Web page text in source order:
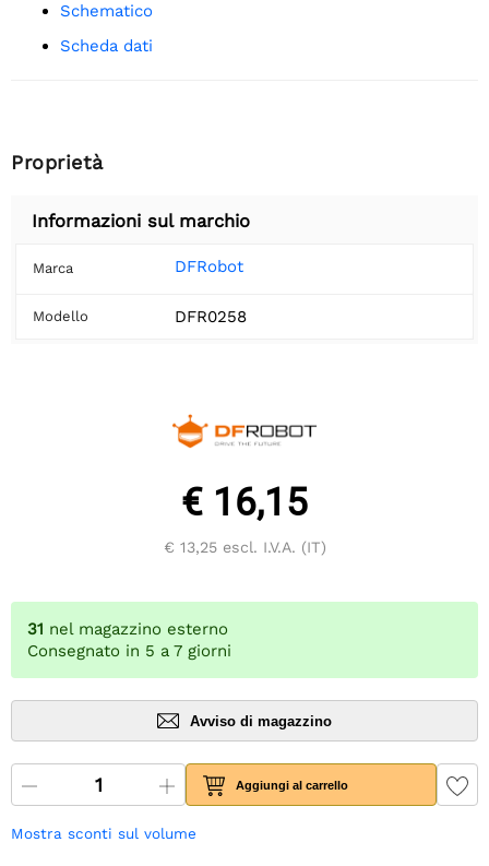
schematico
Scheda dati
Proprietà
Informazioni sul marchio
Marca DFRobot
Modello DFR0258
€ 16,15
€ 13,25escl. I.V.A. (IT)
31 nel magazzino esterno
Consegnato in 5 a 7 giorni
Avviso di magazzino
Aggiungi al carrello
Mostra sconti sul volume